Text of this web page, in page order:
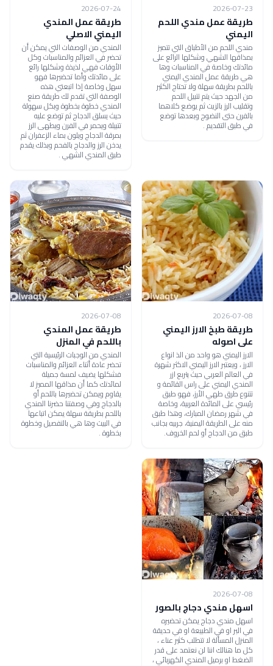
2026-07-23
طريقة عمل مندي اللحم
اليمني
مندي اللحم من الأطباق التي تتميز
بمذاقها الشهي وشكلها الرائع على
مائدتك وخاصة في المناسبات وها
هي طريقة عمل المندي اليمني
باللحم بطريقة سهلة ولا تحتاج الكثير
من الجهد حيث يتم تتبيل اللحم
وتقليب الرز بالزيت ثم يوضع كلاهما
بالفرن حتى النضوج وبعدها توضع
في طبق التقديم .
2026-07-24
طريقة عمل المندي
اليمني الاصلي
المندي من الوصفات التي يمكن أن
تحضر في العزائم والمناسبات وكل
الأوقات فهي لذيذة وشكلها رائع
على مائدتك وأما تحضيرها فهو
سهل وخاصة إذا اتبعتي هذه
الوصفة التي تقدم لك طريقة صنع
المندي خطوة بخطوة وبكل سهولة
حيث يسلق الدجاج ثم توضع عليه
تتبيلة ويحمر في الفرن ويطهى الرز
بمرقة الدجاج ويلون بماء الزعفران ثم
يدخن الرز والدجاج بالفحم وبذلك يقدم
طبق المندي الشهي .
2026-07-08
طريقة طبخ الارز اليمني
على اصوله
الارز اليمني هو واحد من الذ انواع
الارز ، ويعتبر الارز اليمني الاكثر شهرة
في العالم العربي حيث يتربع ازر
المندي اليمني على راس القائمة و
تتنوع طرق طهي الأرز، فهو طبق
رئيسي على المائدة العربية، وخاصة
في شهر رمضان المبارك، وهذا طبق
منه على الطريقة اليمنية، جربيه بجانب
طبق من الدجاج أو لحم الخروف.
2026-07-08
طريقة عمل المندي
باللحم في المنزل
المندي من الوجبات الرئيسية التي
تحضر عادة أثناء العزائم والمناسبات
فشكلها يضيف لمسة جميلة
لمائدتك كما أن مذاقها المميز لا
يقاوم ويمكن تحضيرها باللحم أو
بالدجاج وفي وصفتنا حضرنا المندي
باللحم بطريقة سهلة يمكن اتباعها
في البيت وها هي بالتفصيل وخطوة
بخطوة .
2026-07-08
اسهل مندي دجاج بالصور
اسهل مندي دجاج يمكن تحضيره
في البر او في الطبيعة او في حديقة
المنزل المسألة لا تتطلب كثير عناء ،
كل ما هنالك اننا لن نعتمد على قدر
الضغط او برميل المندي الكهربائي ،